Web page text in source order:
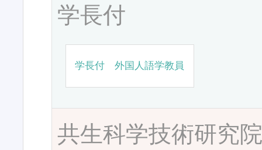
学長付
学長付 外国人語学教員
共生科学技術研究